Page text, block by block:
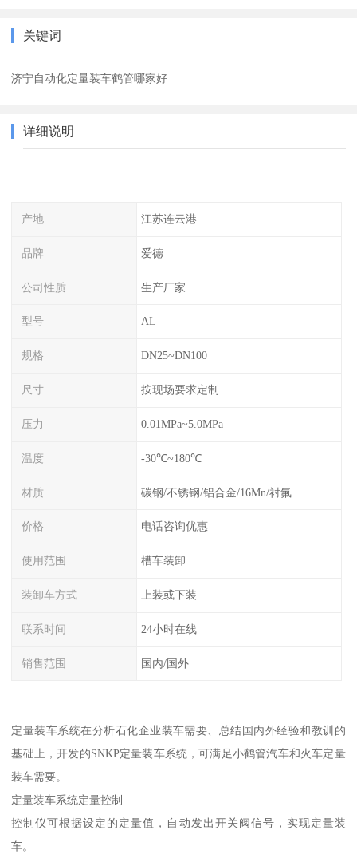
关键词
济宁自动化定量装车鹤管哪家好
详细说明
产地 江苏连云港
品牌 爱德
公司性质 生产厂家
型号 AL
规格 DN25~DN100
尺寸 按现场要求定制
压力 0.01MPa~5.0MPa
温度 -30℃~180℃
材质 碳钢/不锈钢/铝合金/16Mn/衬氟
价格 电话咨询优惠
使用范围 槽车装卸
装卸车方式 上装或下装
联系时间 24小时在线
销售范围 国内/国外
定量装车系统在分析石化企业装车需要、总结国内外经验和教训的
基础上，开发的SNKP定量装车系统，可满足小鹤管汽车和火车定量
装车需要。
定量装车系统定量控制
控制仪可根据设定的定量值，自动发出开关阀信号，实现定量装
车。